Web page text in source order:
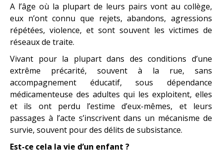
A l’âge où la plupart de leurs pairs vont au collège,
eux n’ont connu que rejets, abandons, agressions
répétées, violence, et sont souvent les victimes de
réseaux de traite.
Vivant pour la plupart dans des conditions d’une
extrême précarité, souvent à la rue, sans
accompagnement éducatif, sous dépendance
médicamenteuse des adultes qui les exploitent, elles
et ils ont perdu l’estime d’eux-mêmes, et leurs
passages à l’acte s’inscrivent dans un mécanisme de
survie, souvent pour des délits de subsistance.
Est-ce cela la vie d’un enfant ?